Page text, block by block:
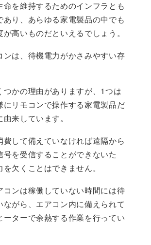
命を維持するためのインフラとも
あり、あらゆる家電製品の中でも
高いものだといえるでしょう。
ンは、待機電力がかさみやすい存
つかの理由がありますが、1つは
にリモコンで操作する家電製品だ
来しています。
費して備えていなければ遠隔から
号を受信することができないた
欠くことはできません。
コンは稼働していない時間には待
ながら、エアコン内に備えられて
ーターで余熱する作業を行ってい